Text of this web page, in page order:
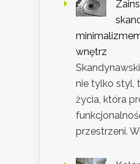
wnętrz
nie tylko styl,
życia, która
przestrzeni.